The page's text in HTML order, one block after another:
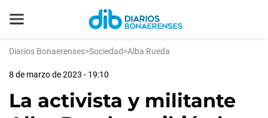
Diarios Bonaerenses>Sociedad>Alba Rueda
8 de marzo de 2023 - 19:10
La activista y militante